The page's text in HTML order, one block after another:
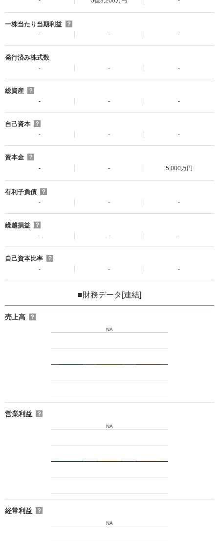
一株当たり当期利益
？
-
- -
発行済み株式数
- - -
総資産
？
-
- -
自己資本
？
-
- -
資本金
？
-
- 5,000万円
有利子負債
？
-
- -
繰越損益
？
-
- -
自己資本比率
？
-
- -
■財務データ[連結]
売上高 ？
NA
営業利益 ？
NA
経常利益 ？
NA